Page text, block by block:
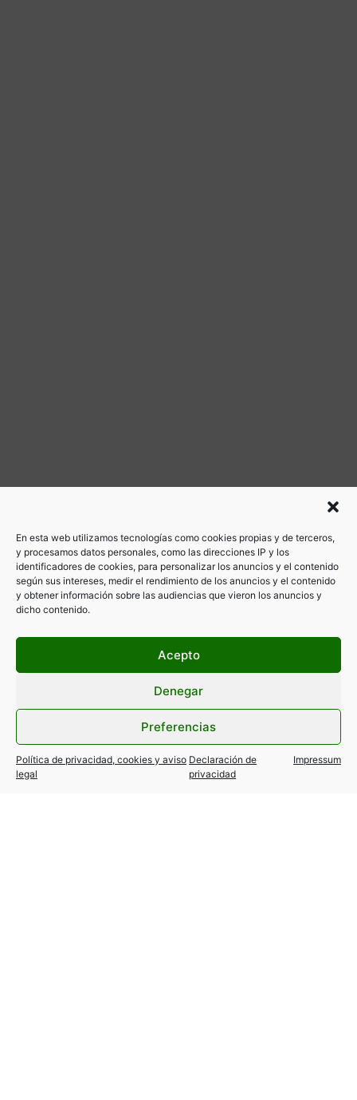
En esta web utilizamos tecnologías como cookies propias y de terceros,
y procesamos datos personales, como las direcciones IP y los
identificadores de cookies, para personalizar los anuncios y el contenido
según sus intereses, medir el rendimiento de los anuncios y el contenido
y obtener información sobre las audiencias que vieron los anuncios y
dicho contenido.
Acepto
Denegar
Preferencias
Política de privacidad, cookies y aviso
legal
Declaración de
privacidad
Impressum